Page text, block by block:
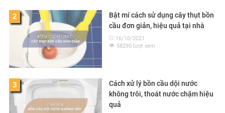
2
Bật mí cách sử dụng cây thụt bồn
cầu đơn giản, hiệu quả tại nhà
16/10/2021
58290 lượt xem
3
Cách xử lý bồn cầu dội nước
không trôi, thoát nước chậm hiệu
quả